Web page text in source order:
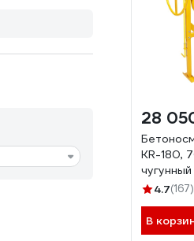
28
KR-180,
4.7(167)
В